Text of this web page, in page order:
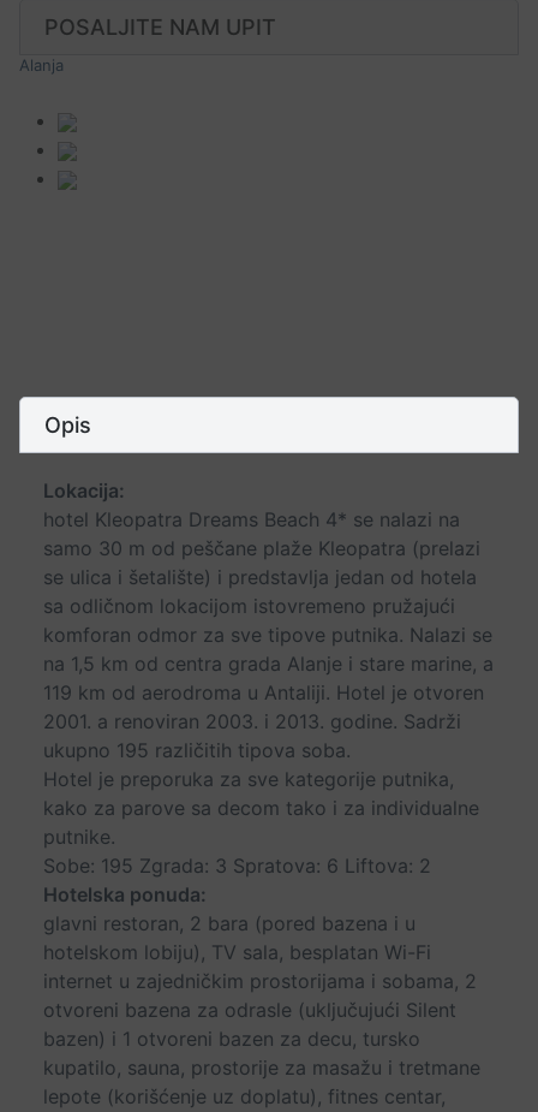
POSALJITE NAM UPIT
Alanja
Opis
Lokacija:
hotel Kleopatra Dreams Beach 4* se nalazi na
samo 30 m od peščane plaže Kleopatra (prelazi
se ulica i šetalište) i predstavlja jedan od hotela
sa odličnom lokacijom istovremeno pružajući
komforan odmor za sve tipove putnika. Nalazi se
na 1,5 km od centra grada Alanje i stare marine, a
119 km od aerodroma u Antaliji. Hotel je otvoren
2001. a renoviran 2003. i 2013. godine. Sadrži
ukupno 195 različitih tipova soba.
Hotel je preporuka za sve kategorije putnika,
kako za parove sa decom tako i za individualne
putnike.
Sobe: 195 Zgrada: 3 Spratova: 6 Liftova: 2
Hotelska ponuda:
glavni restoran, 2 bara (pored bazena i u
hotelskom lobiju), TV sala, besplatan Wi-Fi
internet u zajedničkim prostorijama i sobama, 2
otvoreni bazena za odrasle (uključujući Silent
bazen) i 1 otvoreni bazen za decu, tursko
kupatilo, sauna, prostorije za masažu i tretmane
lepote (korišćenje uz doplatu), fitnes centar,